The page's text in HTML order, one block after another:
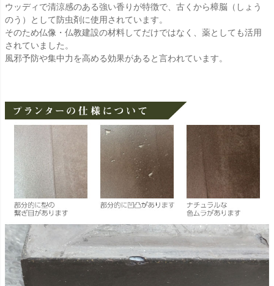
ウッディで清涼感のある強い香りが特徴で、古くから樟脳（しょう
のう）として防虫剤に使用されています。
そのため仏像・仏教建設の材料してだけではなく、薬としても活用
されていました。
風邪予防や集中力を高める効果があると言われています。